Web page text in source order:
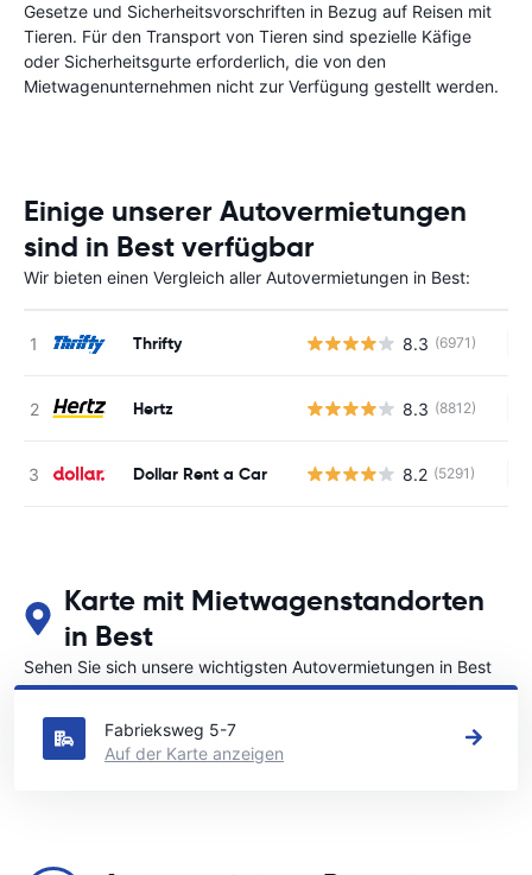
Gesetze und Sicherheitsvorschriften in Bezug auf Reisen mit
Tieren. Für den Transport von Tieren sind spezielle Käfige
oder Sicherheitsgurte erforderlich, die von den
Mietwagenunternehmen nicht zur Verfügung gestellt werden.
Einige unserer Autovermietungen
sind in Best verfügbar
Wir bieten einen Vergleich aller Autovermietungen in Best:
Thrifty 8.3 (6971)
Hertz 8.3 (8812)
Dollar Rent a Car 8.2 (5291)
Karte mit Mietwagenstandorten
in Best
Sehen Sie sich unsere wichtigsten Autovermietungen in Best
an
Fabrieksweg 5-7
Auf der Karte anzeigen